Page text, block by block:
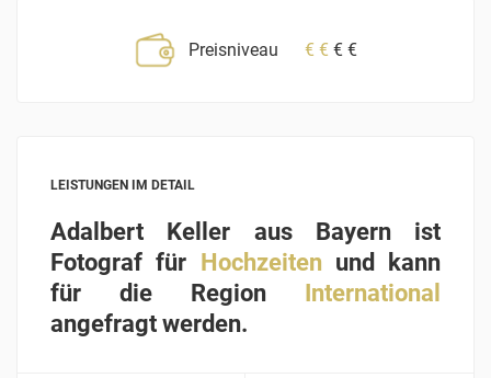
Preisniveau € € € €
LEISTUNGEN IM DETAIL
Adalbert Keller aus Bayern ist
Fotograf für
Hochzeitenund kann
für die Region
International
angefragt werden.